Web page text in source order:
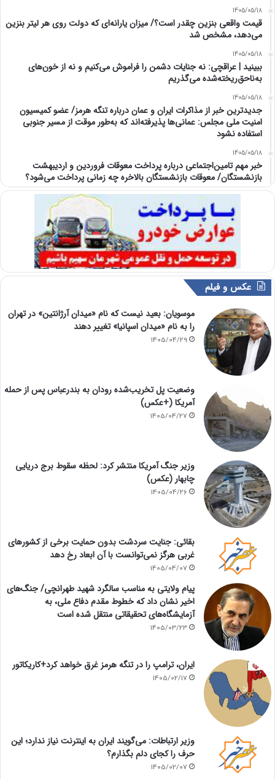
1405/05/18
قیمت واقعی بنزین چقدر است؟/ میزان یارانه‌ای که دولت روی هر لیتر بنزین
می‌دهد، مشخص شد
1405/05/18
ببینید | عراقچی: نه جنایات دشمن را فراموش می‌کنیم و نه از خون‌های
به‌ناحق‌ریخته‌شده می‌گذریم
1405/05/18
جدیدترین خبر از مذاکرات ایران و عمان درباره تنگه هرمز/ عضو کمیسیون
امنیت ملی مجلس: عمانی‌ها پذیرفته‌اند که به‌طور موقت از مسیر جنوبی
استفاده نشود
1405/05/18
خبر مهم تامین‌اجتماعی درباره پرداخت معوقات فروردین و اردیبهشت
بازنشستگان/ معوقات بازنشستگان بالاخره چه زمانی پرداخت می‌شود؟
عکس و فیلم
موسویان: بعید نیست که نام «میدان آرژانتین» در تهران
را به نام «میدان اسپانیا» تغییر دهند
1405/04/29
وضعیت پل تخریب‌شده رودان به بندرعباس پس از حمله
آمریکا (+عکس)
1405/04/27
وزیر جنگ آمریکا منتشر کرد: لحظه سقوط برج دریایی
چابهار (عکس)
1405/04/26
بقائی: جنایت سردشت بدون حمایت برخی از کشورهای
غربی هرگز نمی‌توانست با آن ابعاد رخ دهد
1405/04/07
پیام ولایتی به مناسب سالگرد شهید طهرانچی/ جنگ‌های
اخیر نشان داد که خطوط مقدم دفاع ملی، به
آزمایشگاه‌های تحقیقاتی منتقل شده است
1405/03/23
ایران، ترامپ را در تنگه هرمز غرق خواهد کرد+کاریکاتور
1405/02/17
وزیر ارتباطات: می‌گویند ایران به اینترنت نیاز ندارد؛ این
حرف را کجای دلم بگذارم؟
1405/02/07